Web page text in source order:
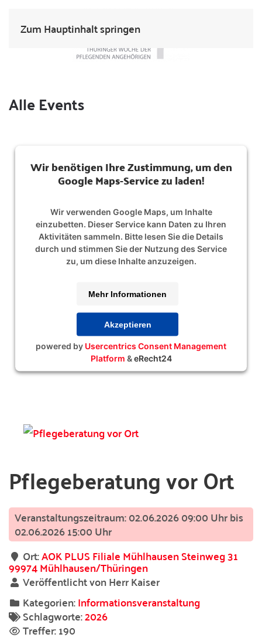
Zum Hauptinhalt springen
Alle Events
Wir benötigen Ihre Zustimmung, um den
Google Maps-Service zu laden!
Wir verwenden Google Maps, um Inhalte
einzubetten. Dieser Service kann Daten zu Ihren
Aktivitäten sammeln. Bitte lesen Sie die Details
durch und stimmen Sie der Nutzung des Service
zu, um diese Inhalte anzuzeigen.
Mehr Informationen
Akzeptieren
powered by Usercentrics Consent Management
Platform &eRecht24
Pflegeberatung vor Ort
02.06.2026 09:00 Uhr bis
02.06.2026 15:00 Uhr
Ort:AOK PLUS Filiale Mühlhausen Steinweg 31
99974 Mühlhausen/Thüringen
Veröffentlicht von Herr Kaiser
Kategorien:Informationsveranstaltung
Schlagworte:2026
Treffer: 190